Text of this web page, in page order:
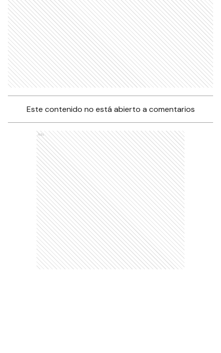
Este contenido no está abierto a comentarios
Ads